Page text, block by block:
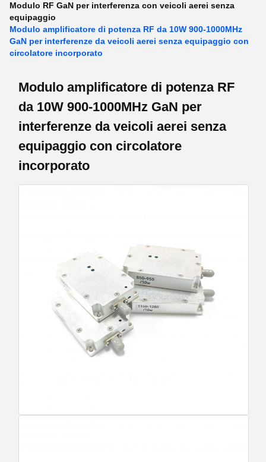
Modulo RF GaN per interferenza con veicoli aerei senza
equipaggio
Modulo amplificatore di potenza RF da 10W 900-1000MHz
GaN per interferenze da veicoli aerei senza equipaggio con
circolatore incorporato
Modulo amplificatore di potenza RF
da 10W 900-1000MHz GaN per
interferenze da veicoli aerei senza
equipaggio con circolatore
incorporato